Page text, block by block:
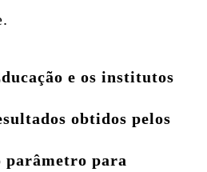
e os institutos
obtidos pelos
parâmetro para